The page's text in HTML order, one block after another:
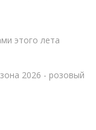
этого лета
2026 - розовый